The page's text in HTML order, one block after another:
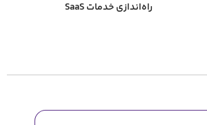
راه‌اندازی خدمات SaaS